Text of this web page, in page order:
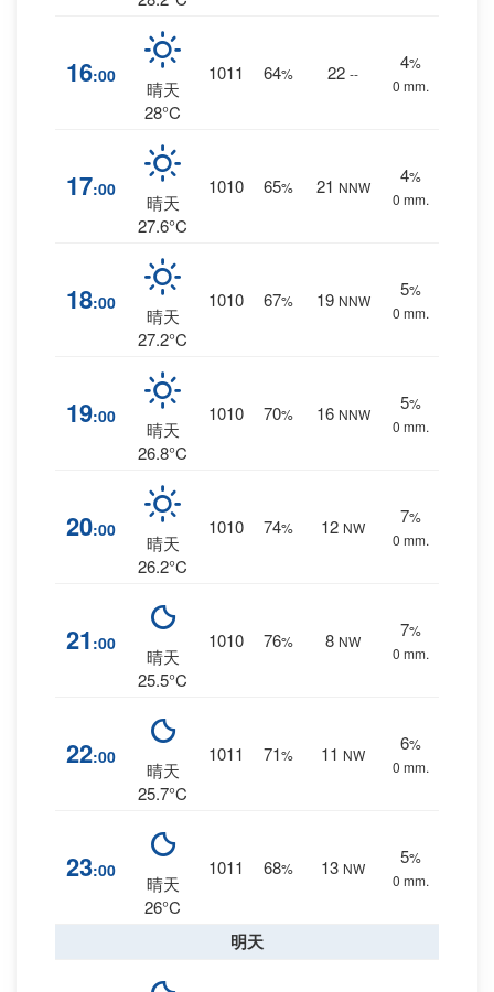
16:00
晴天
28°C
1011 64% 22 --
4%
0 mm.
17:00
晴天
27.6°C
1010 65% 21 NNW
4%
0 mm.
18:00
晴天
27.2°C
1010 67% 19 NNW
5%
0 mm.
19:00
晴天
26.8°C
1010 70% 16 NNW
5%
0 mm.
20:00
晴天
26.2°C
1010 74% 12 NW
7%
0 mm.
21 :00
晴天
25.5°C
1010 76% 8 NW
7%
0 mm.
22:00
晴天
25.7°C
1011 71% 11 NW
6%
0 mm.
23:00
晴天
26°C
1011 68% 13 NW
5%
0 mm.
明天